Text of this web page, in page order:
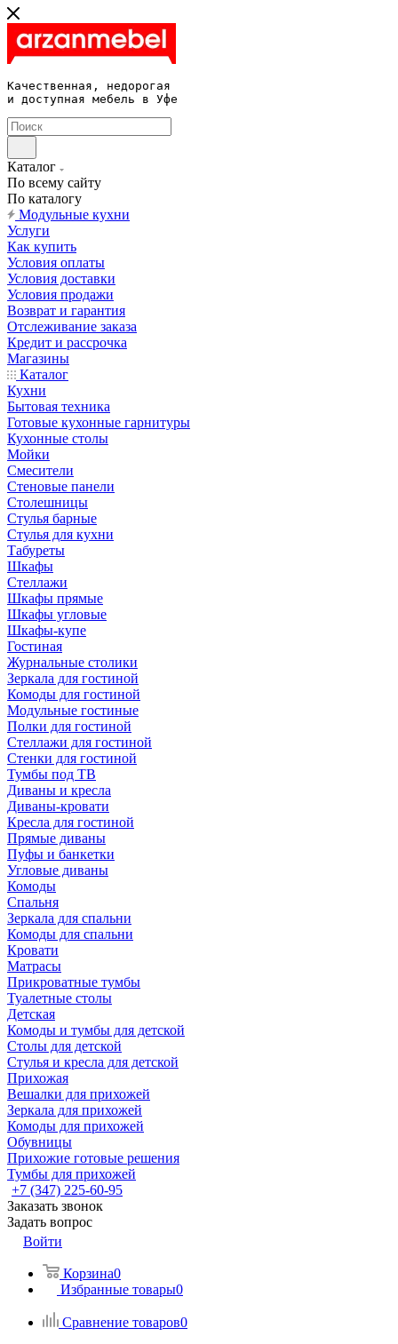
Качественная, недорогая
и доступная мебель в Уфе
Каталог
По всему сайту
По каталогу
Модульные кухни
Услуги
Как купить
Условия оплаты
Условия доставки
Условия продажи
Возврат и гарантия
Отслеживание заказа
Кредит и рассрочка
Магазины
Каталог
Кухни
Бытовая техника
Готовые кухонные гарнитуры
Кухонные столы
Мойки
Смесители
Стеновые панели
Столешницы
Стулья барные
Стулья для кухни
Табуреты
Шкафы
Стеллажи
Шкафы прямые
Шкафы угловые
Шкафы-купе
Гостиная
Журнальные столики
Зеркала для гостиной
Комоды для гостиной
Модульные гостиные
Полки для гостиной
Стеллажи для гостиной
Стенки для гостиной
Тумбы под ТВ
Диваны и кресла
Диваны-кровати
Кресла для гостиной
Прямые диваны
Пуфы и банкетки
Угловые диваны
Комоды
Спальня
Зеркала для спальни
Комоды для спальни
Кровати
Матрасы
Прикроватные тумбы
Туалетные столы
Детская
Комоды и тумбы для детской
Столы для детской
Стулья и кресла для детской
Прихожая
Вешалки для прихожей
Зеркала для прихожей
Комоды для прихожей
Обувницы
Прихожие готовые решения
Тумбы для прихожей
+7 (347) 225-60-95
Заказать звонок
Задать вопрос
Войти
Корзина0
Избранные товары0
Сравнение товаров0